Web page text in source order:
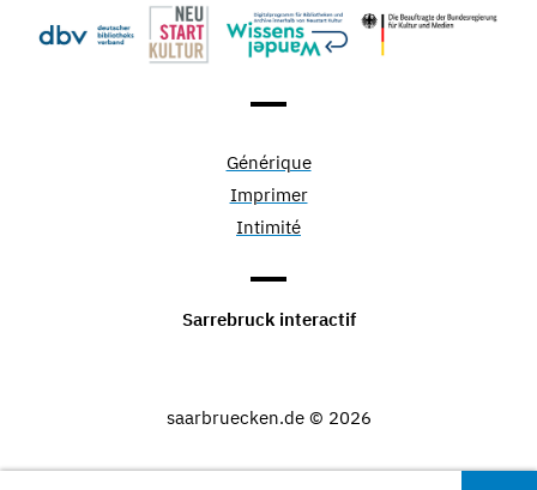
Générique
Imprimer
Intimité
Sarrebruck interactif
saarbruecken.de © 2026